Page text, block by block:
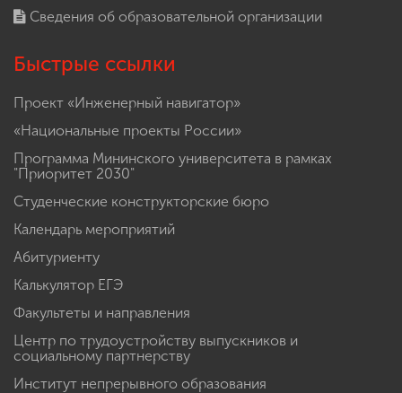
Сведения об образовательной организации
Быстрые ссылки
Проект «Инженерный навигатор»
«Национальные проекты России»
Программа Мининского университета в рамках
"Приоритет 2030"
Студенческие конструкторские бюро
Календарь мероприятий
Абитуриенту
Калькулятор ЕГЭ
Факультеты и направления
Центр по трудоустройству выпускников и
социальному партнерству
Институт непрерывного образования